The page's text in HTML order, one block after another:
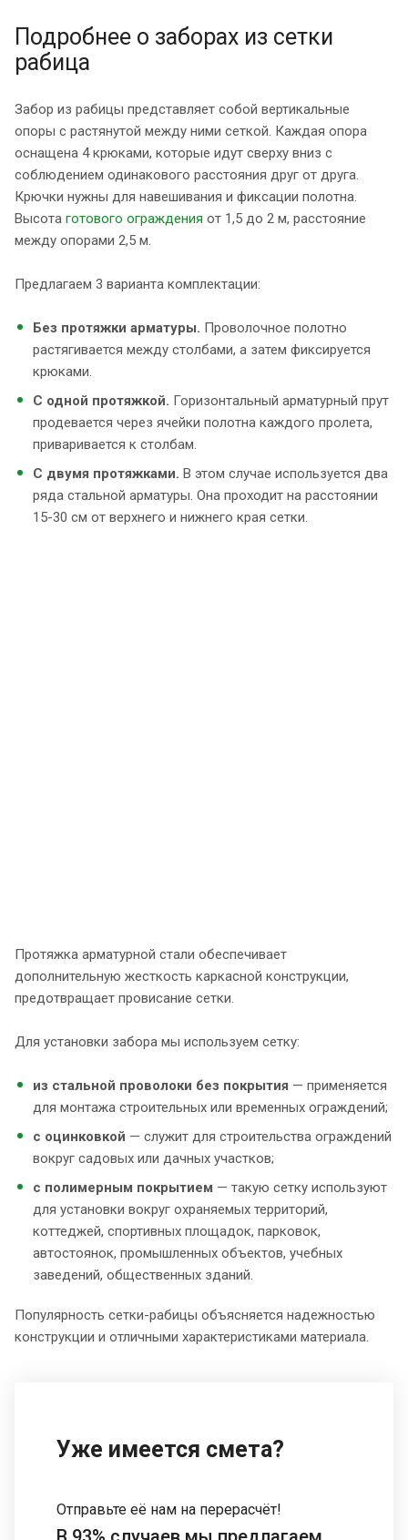
Подробнее о заборах из сетки
рабица
Забор из рабицы представляет собой вертикальные
опоры с растянутой между ними сеткой. Каждая опора
оснащена 4 крюками, которые идут сверху вниз с
соблюдением одинакового расстояния друг от друга.
Крючки нужны для навешивания и фиксации полотна.
Высота готового ограждения от 1,5 до 2 м, расстояние
между опорами 2,5 м.
Предлагаем 3 варианта комплектации:
Без протяжки арматуры. Проволочное полотно
растягивается между столбами, а затем фиксируется
крюками.
С одной протяжкой. Горизонтальный арматурный прут
продевается через ячейки полотна каждого пролета,
приваривается к столбам.
С двумя протяжками. В этом случае используется два
ряда стальной арматуры. Она проходит на расстоянии
15-30 см от верхнего и нижнего края сетки.
Протяжка арматурной стали обеспечивает
дополнительную жесткость каркасной конструкции,
предотвращает провисание сетки.
Для установки забора мы используем сетку:
из стальной проволоки без покрытия — применяется
для монтажа строительных или временных ограждений;
с оцинковкой — служит для строительства ограждений
вокруг садовых или дачных участков;
с полимерным покрытием — такую сетку используют
для установки вокруг охраняемых территорий,
коттеджей, спортивных площадок, парковок,
автостоянок, промышленных объектов, учебных
заведений, общественных зданий.
Популярность сетки-рабицы объясняется надежностью
конструкции и отличными характеристиками материала.
Уже имеется смета?
Отправьте её нам на перерасчёт!